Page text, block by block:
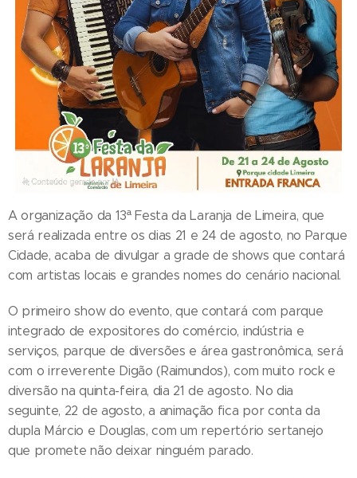
A organização da 13ª Festa da Laranja de Limeira, que
será realizada entre os dias 21 e 24 de agosto, no Parque
Cidade, acaba de divulgar a grade de shows que contará
com artistas locais e grandes nomes do cenário nacional.
O primeiro show do evento, que contará com parque
integrado de expositores do comércio, indústria e
serviços, parque de diversões e área gastronômica, será
com o irreverente Digão (Raimundos), com muito rock e
diversão na quinta-feira, dia 21 de agosto. No dia
seguinte, 22 de agosto, a animação fica por conta da
dupla Márcio e Douglas, com um repertório sertanejo
que promete não deixar ninguém parado.